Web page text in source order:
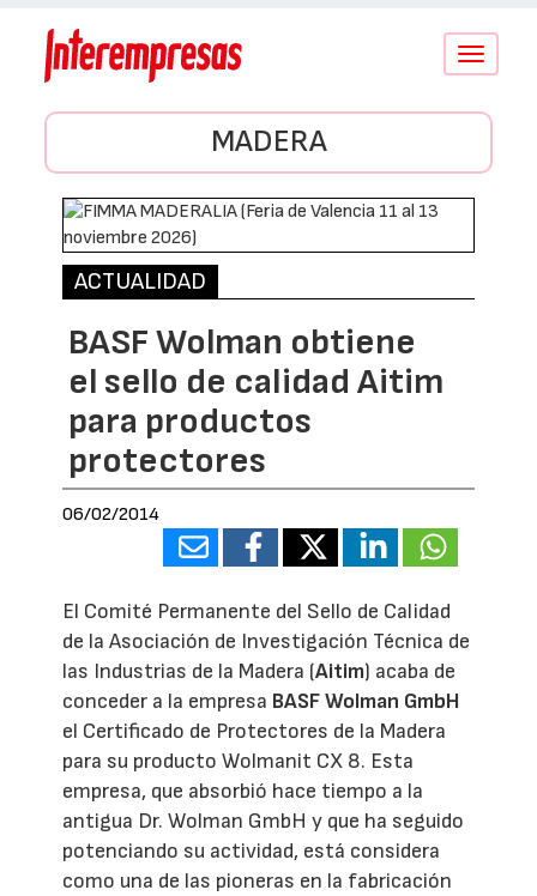
Conmutar
MADERA
ACTUALIDAD
BASF Wolman obtiene
el sello de calidad Aitim
para productos
protectores
06/02/2014
El Comité Permanente del Sello de Calidad
de la Asociación de Investigación Técnica de
las Industrias de la Madera (Aitim) acaba de
conceder a la empresa BASF Wolman GmbH
el Certificado de Protectores de la Madera
para su producto Wolmanit CX 8. Esta
empresa, que absorbió hace tiempo a la
antigua Dr. Wolman GmbH y que ha seguido
potenciando su actividad, está considera
como una de las pioneras en la fabricación